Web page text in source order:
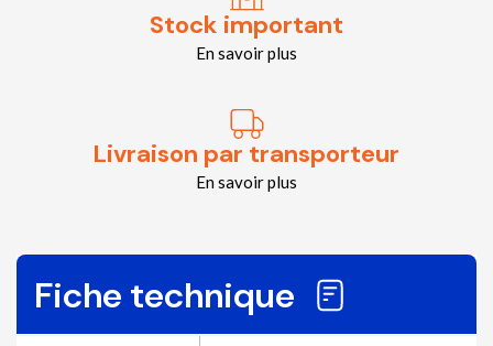
Stock important
En savoir plus
Livraison par transporteur
En savoir plus
Fiche technique